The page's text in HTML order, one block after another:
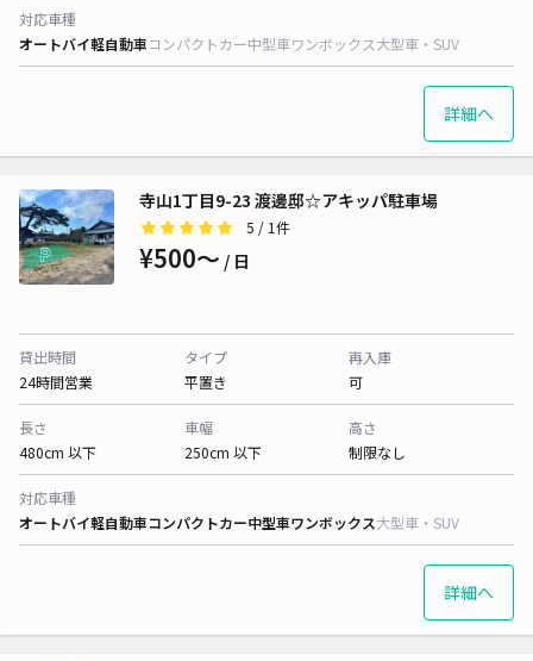
対応車種
オートバイ軽自動車コンパクトカー中型車ワンボックス大型車・SUV
詳細へ
寺山1丁目9-23 渡邊邸☆アキッパ駐車場
5 / 1件
¥500〜 / 日
貸出時間
24時間営業
タイプ
平置き
再入庫
可
長さ
480cm 以下
車幅
250cm 以下
高さ
制限なし
対応車種
オートバイ軽自動車コンパクトカー中型車ワンボックス大型車・SUV
詳細へ